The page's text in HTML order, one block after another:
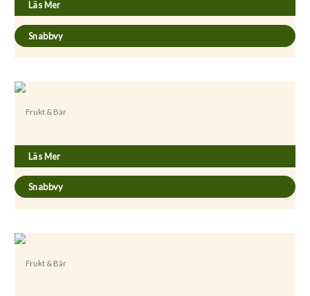
Läs Mer
Snabbvy
Frukt & Bär
Läs Mer
Snabbvy
Frukt & Bär